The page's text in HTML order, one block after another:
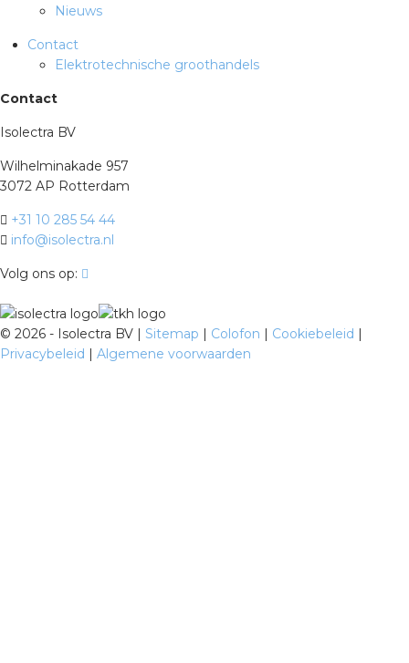
Nieuws
Contact
Elektrotechnische groothandels
Contact
Isolectra BV
Wilhelminakade 957
3072 AP Rotterdam
+31 10 285 54 44
info@isolectra.nl
Volg ons op:
© 2026 - Isolectra BV | Sitemap | Colofon | Cookiebeleid |
Privacybeleid | Algemene voorwaarden